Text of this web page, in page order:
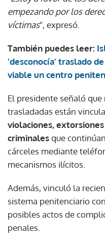
empezando por los
víctimas", expresó.
También puedes leer:
'desconocía' traslado
viable un centro
El presidente señaló
trasladadas están
violaciones,
criminalesque
cárceles mediante
mecanismos ilícitos.
Además, vinculó la
sistema penitenciario
posibles actos de
penales.